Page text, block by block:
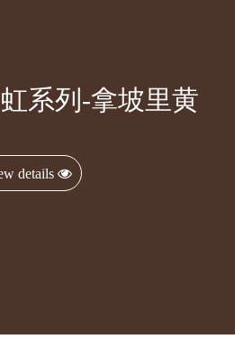
系列-拿坡里黄
details